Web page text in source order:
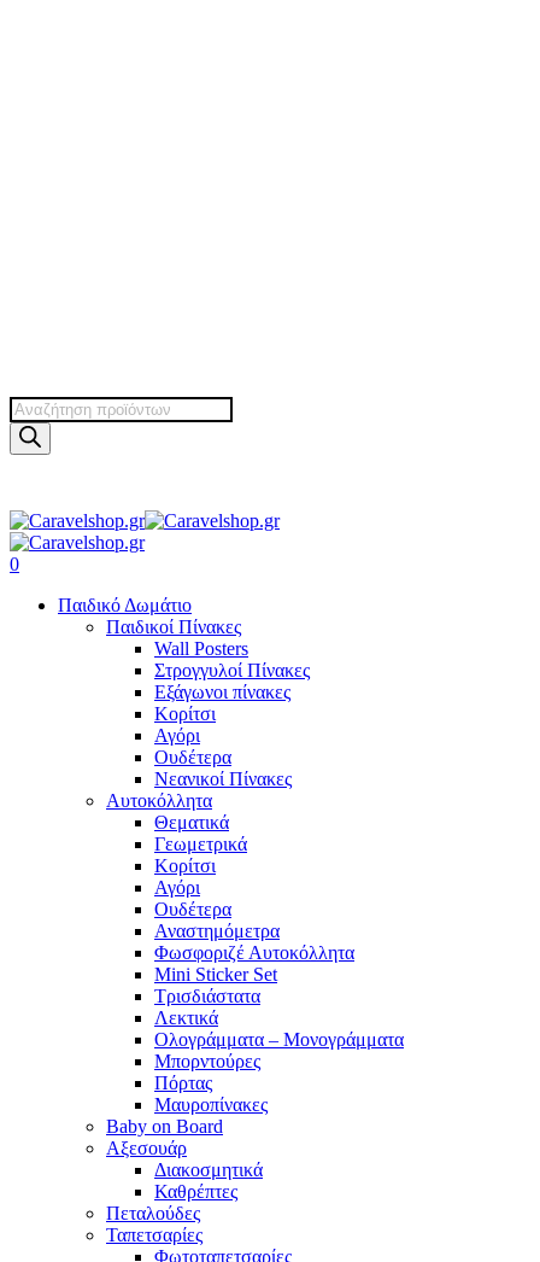
Products
search
search
account
0
Παιδικό Δωμάτιο
Παιδικοί Πίνακες
Wall Posters
Στρογγυλοί Πίνακες
Εξάγωνοι πίνακες
Κορίτσι
Αγόρι
Ουδέτερα
Νεανικοί Πίνακες
Αυτοκόλλητα
Θεματικά
Γεωμετρικά
Κορίτσι
Αγόρι
Ουδέτερα
Αναστημόμετρα
Φωσφοριζέ Αυτοκόλλητα
Mini Sticker Set
Tρισδιάστατα
Λεκτικά
Ολογράμματα – Μονογράμματα
Μπορντούρες
Πόρτας
Μαυροπίνακες
Baby on Board
Αξεσουάρ
Διακοσμητικά
Καθρέπτες
Πεταλούδες
Ταπετσαρίες
Φωτοταπετσαρίες